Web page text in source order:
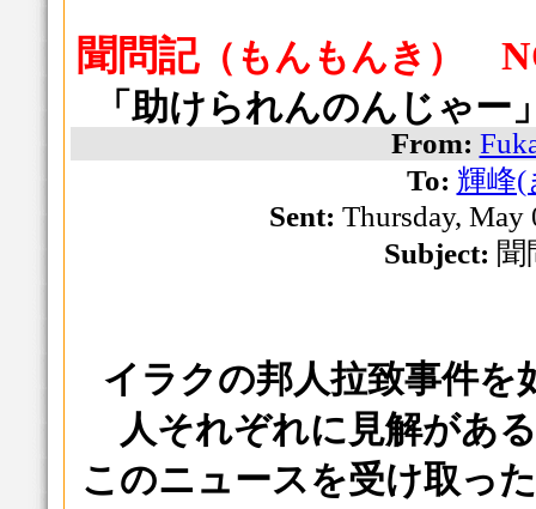
聞問記（もんもんき）
「助けられんのんじゃー
From:
To: 輝峰(
Sent: Thursday, May
Subject: 聞
イラクの邦人拉致事件を
人それぞれに見解があ
このニュースを受け取っ